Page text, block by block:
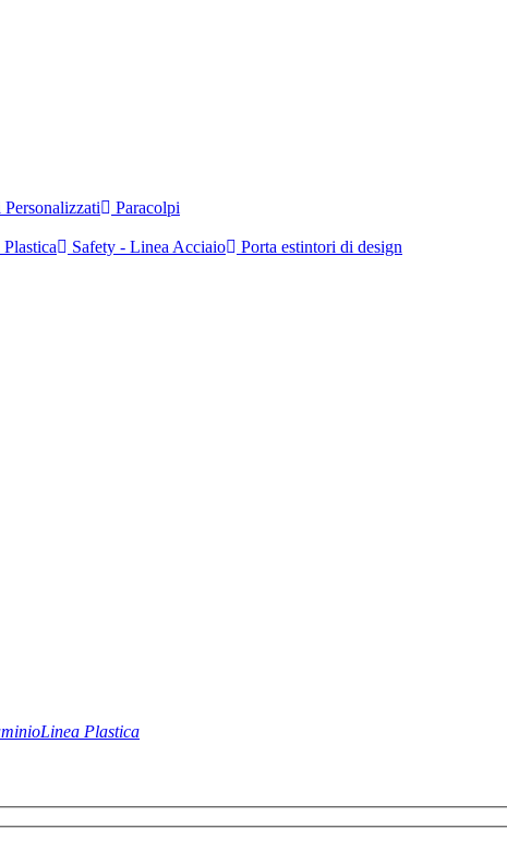
Personalizzati
Paracolpi
Safety - Linea Acciaio
Porta estintori di design
Linea Plastica